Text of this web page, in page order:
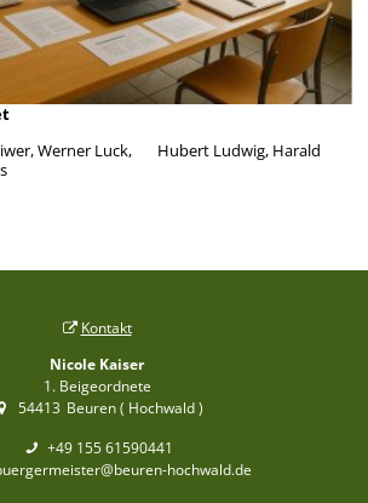
Werner Luck, Hubert Ludwig, Harald
Kontakt
Nicole Kaiser
1. Beigeordnete
54413 Beuren ( Hochwald )
+49 155 61590441
hochwald.de